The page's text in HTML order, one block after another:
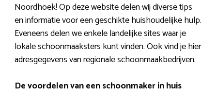
Noordhoek! Op deze website delen wij diverse tips
en informatie voor een geschikte huishoudelijke hulp.
Eveneens delen we enkele landelijke sites waar je
lokale schoonmaaksters kunt vinden. Ook vind je hier
adresgegevens van regionale schoonmaakbedrijven.
De voordelen van een schoonmaker in huis